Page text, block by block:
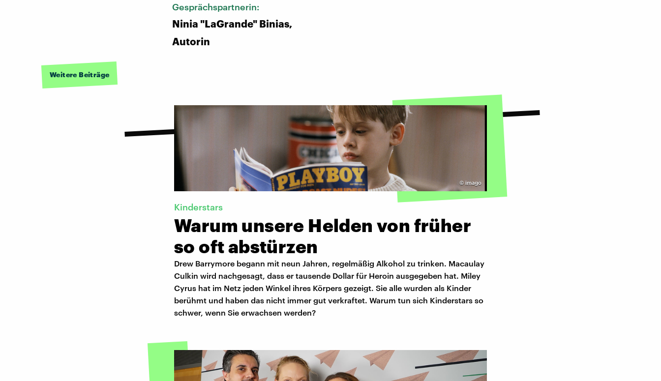
Gesprächspartnerin:
Ninia "LaGrande" Binias,
Autorin
Weitere Beiträge
© imago
Kinderstars
Warum unsere Helden von früher
so oft abstürzen
Drew Barrymore begann mit neun Jahren, regelmäßig Alkohol zu trinken. Macaulay
Culkin wird nachgesagt, dass er tausende Dollar für Heroin ausgegeben hat. Miley
Cyrus hat im Netz jeden Winkel ihres Körpers gezeigt. Sie alle wurden als Kinder
berühmt und haben das nicht immer gut verkraftet. Warum tun sich Kinderstars so
schwer, wenn Sie erwachsen werden?